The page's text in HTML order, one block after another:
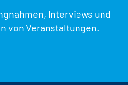
Interviews und
von Veranstaltungen.